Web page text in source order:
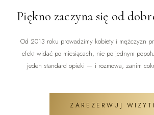
Piękno zaczyna się od
Od 2013 roku prowadzimy kobiety i mężczyzn
efekt widać po miesiącach, nie po jednym
jeden standard opieki — i rozmowa, zanim
ZAREZERWUJ